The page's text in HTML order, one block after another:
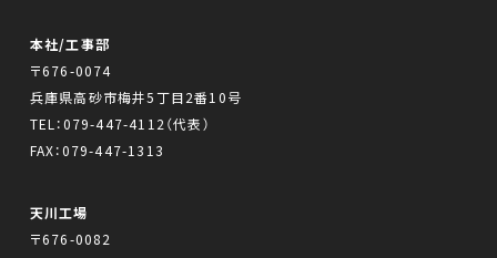
本社/工事部
〒676-0074
兵庫県高砂市梅井5丁目2番10号
TEL：079-447-4112 （代表）
FAX：079-447-1313
天川工場
〒676-0082